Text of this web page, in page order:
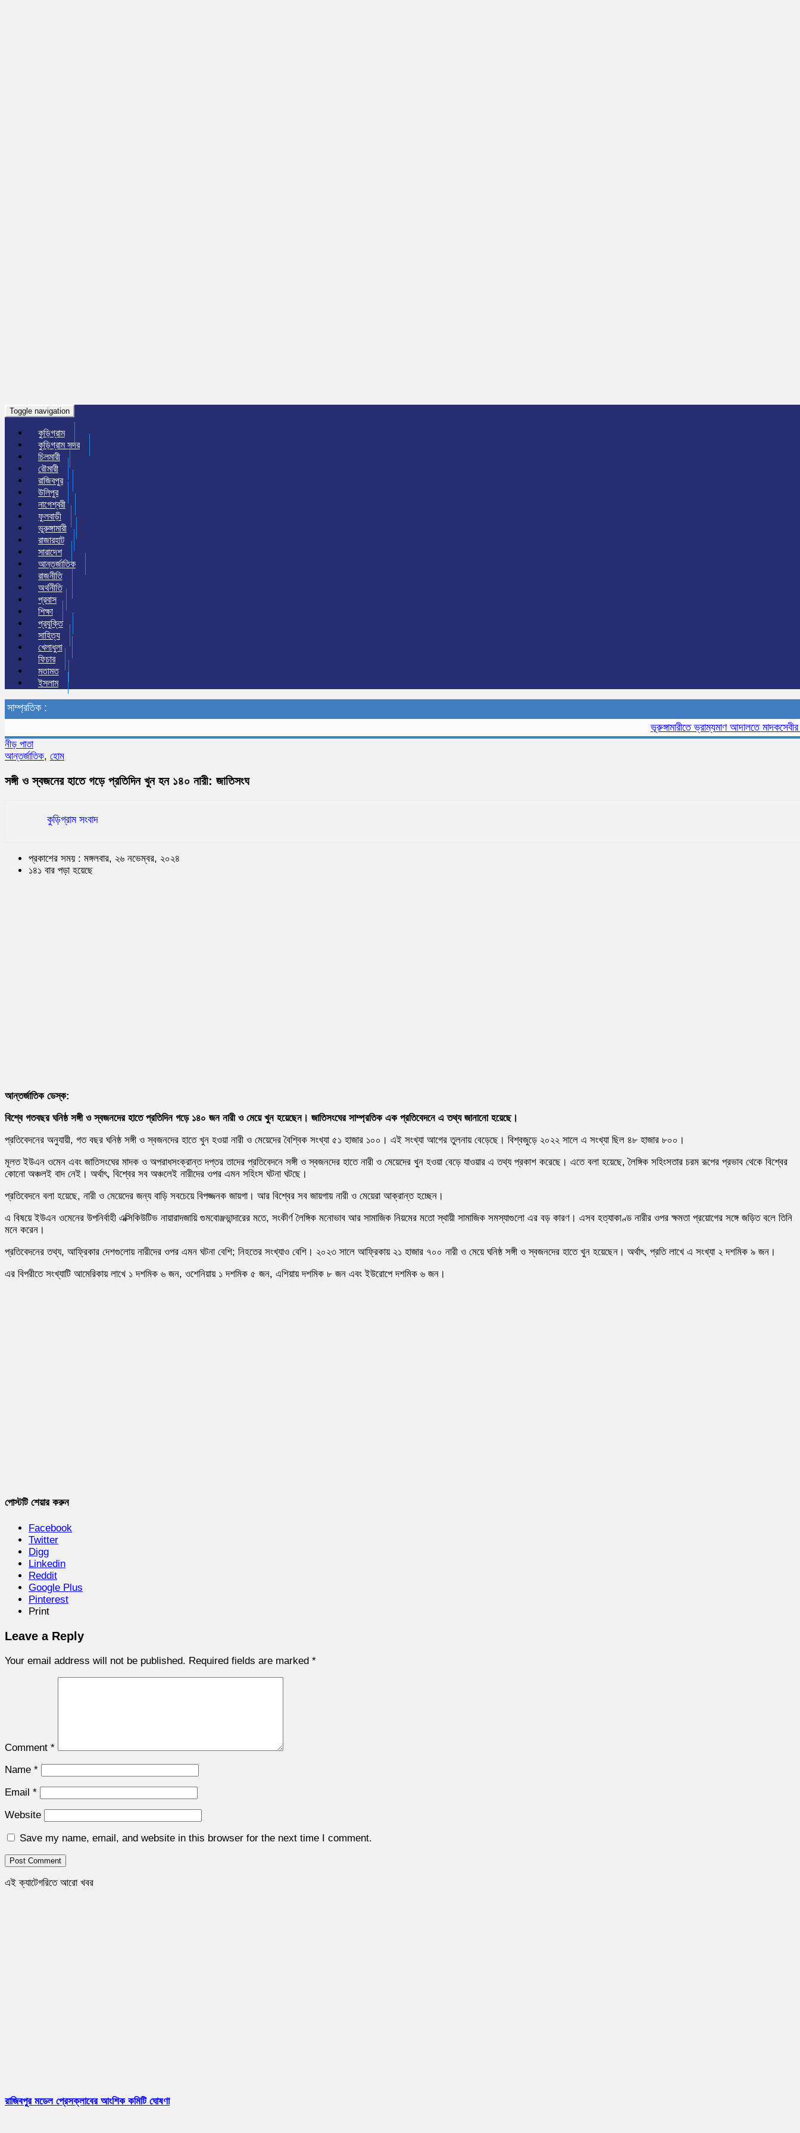
Toggle navigation
কুড়িগ্রাম
কুড়িগ্রাম সদর
চিলমারী
রৌমারী
রাজিবপুর
উলিপুর
নাগেশ্বরী
ফুলবাড়ী
ভুরুঙ্গামারী
রাজারহাট
সারাদেশ
আন্তর্জাতিক
রাজনীতি
অর্থনীতি
প্রবাস
শিক্ষা
প্রযুক্তি
সাহিত্য
খেলাধুলা
ফিচার
মতামত
ইসলাম
সাম্প্রতিক :
ভূরুঙ্গামারীতে ভ্রাম্যমাণ আদালতে মাদকসেবীর এক
নীড় পাতা
আন্তর্জাতিক, হোম
সঙ্গী ও স্বজনের হাতে গড়ে প্রতিদিন খুন হন ১৪০ নারী: জাতিসংঘ
কুড়িগ্রাম সংবাদ
প্রকাশের সময় : মঙ্গলবার, ২৬ নভেম্বর, ২০২৪
১৪১ বার পড়া হয়েছে
আন্তর্জাতিক ডেস্ক:
বিশ্বে গতবছর ঘনিষ্ঠ সঙ্গী ও স্বজনদের হাতে প্রতিদিন গড়ে ১৪০ জন নারী ও মেয়ে খুন হয়েছেন। জাতিসংঘের সাম্প্রতিক এক প্রতিবেদনে এ তথ্য জানানো হয়েছে।
প্রতিবেদনের অনুযায়ী, গত বছর ঘনিষ্ঠ সঙ্গী ও স্বজনদের হাতে খুন হওয়া নারী ও মেয়েদের বৈশ্বিক সংখ্যা ৫১ হাজার ১০০। এই সংখ্যা আগের তুলনায় বেড়েছে। বিশ্বজুড়ে ২০২২ সালে এ সংখ্যা ছিল ৪৮ হাজার ৮০০।
মূলত ইউএন ওমেন এবং জাতিসংঘের মাদক ও অপরাধসংক্রান্ত দপ্তর তাদের প্রতিবেদনে সঙ্গী ও স্বজনদের হাতে নারী ও মেয়েদের খুন হওয়া বেড়ে যাওয়ার এ তথ্য প্রকাশ করেছে। এতে বলা হয়েছে, লৈঙ্গিক সহিংসতার চরম রূপের প্রভাব থেকে বিশ্বের
কোনো অঞ্চলই বাদ নেই। অর্থাৎ, বিশ্বের সব অঞ্চলেই নারীদের ওপর এমন সহিংস ঘটনা ঘটছে।
প্রতিবেদনে বলা হয়েছে, নারী ও মেয়েদের জন্য বাড়ি সবচেয়ে বিপজ্জনক জায়গা। আর বিশ্বের সব জায়গায় নারী ও মেয়েরা আক্রান্ত হচ্ছেন।
এ বিষয়ে ইউএন ওমেনের উপনির্বাহী এক্সিকিউটিভ নায়ারাদজায়ি গুমবোঞ্জভান্দারের মতে, সংকীর্ণ লৈঙ্গিক মনোভাব আর সামাজিক নিয়মের মতো স্থায়ী সামাজিক সমস্যাগুলো এর বড় কারণ। এসব হত্যাকাণ্ড নারীর ওপর ক্ষমতা প্রয়োগের সঙ্গে জড়িত বলে তিনি
মনে করেন।
প্রতিবেদনের তথ্য, আফ্রিকার দেশগুলোয় নারীদের ওপর এমন ঘটনা বেশি; নিহতের সংখ্যাও বেশি। ২০২৩ সালে আফ্রিকায় ২১ হাজার ৭০০ নারী ও মেয়ে ঘনিষ্ঠ সঙ্গী ও স্বজনদের হাতে খুন হয়েছেন। অর্থাৎ, প্রতি লাখে এ সংখ্যা ২ দশমিক ৯ জন।
এর বিপরীতে সংখ্যাটি আমেরিকায় লাখে ১ দশমিক ৬ জন, ওশেনিয়ায় ১ দশমিক ৫ জন, এশিয়ায় দশমিক ৮ জন এবং ইউরোপে দশমিক ৬ জন।
পোস্টটি শেয়ার করুন
Facebook
Twitter
Digg
Linkedin
Reddit
Google Plus
Pinterest
Print
Leave a Reply
Your email address will not be published. Required fields are marked *
Comment *
Name *
Email *
Website
Save my name, email, and website in this browser for the next time I comment.
এই ক্যাটেগরিতে আরো খবর
রাজিবপুর মডেল প্রেসক্লাবের আংশিক কমিটি ঘোষণা